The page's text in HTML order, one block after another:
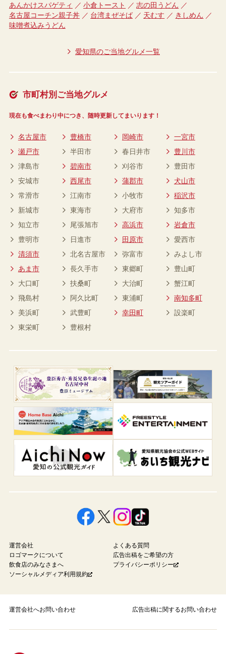
あんかけスパゲティ
小倉トースト
志の田うどん
名古屋コーチン親子丼
台湾まぜそば 天むす
きしめん
味噌煮込みうどん
愛知県のご当地グルメ一覧
市町村別ご当地グルメ
現在も食べまわり中につき、随時更新してまいります！
名古屋市 豊橋市 岡崎市
一宮市
瀬戸市
半田市 春日井市
豊川市
津島市
碧南市 刈谷市
豊田市
安城市
西尾市 蒲郡市
犬山市
常滑市
江南市 小牧市
稲沢市
新城市
東海市 大府市
知多市
知立市
尾張旭市 高浜市
岩倉市
豊明市
日進市 田原市
愛西市
清須市
北名古屋市 弥富市
みよし市
あま市
長久手市 東郷町
豊山町
大口町
扶桑町 大治町
蟹江町
飛島村
阿久比町 東浦町
南知多町
美浜町
武豊町 幸田町
設楽町
東栄町
豊根村
運営会社
よくある質問
ロゴマークについて
広告出稿をご希望の方
飲食店のみなさまへ
プライバシーポリシー
ソーシャルメディア利用規約
運営会社へお問い合わせ 広告出稿に関するお問い合わせ